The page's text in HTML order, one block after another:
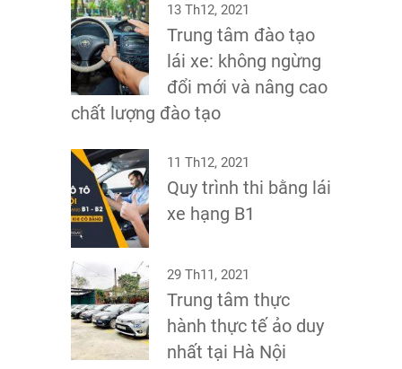
13 Th12, 2021
Trung tâm đào tạo
lái xe: không ngừng
đổi mới và nâng cao
chất lượng đào tạo
11 Th12, 2021
Quy trình thi bằng lái
xe hạng B1
29 Th11, 2021
Trung tâm thực
hành thực tế ảo duy
nhất tại Hà Nội